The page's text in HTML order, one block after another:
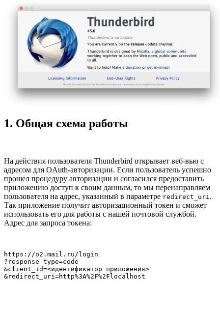
1. Общая схема работы
На действия пользователя Thunderbird открывает веб-вью с
адресом для OAuth-авторизации. Если пользователь успешно
прошел процедуру авторизации и согласился предоставить
приложению доступ к своим данным, то мы перенаправляем
пользователя на адрес, указанный в параметре redirect_uri .
Так приложение получит авторизационный токен и сможет
использовать его для работы с нашей почтовой службой.
Адрес для запроса токена:
https://o2.mail.ru/login
?response_type=code
&client_id=<идентификатор приложения>
&redirect_uri=http%3A%2F%2Flocalhost